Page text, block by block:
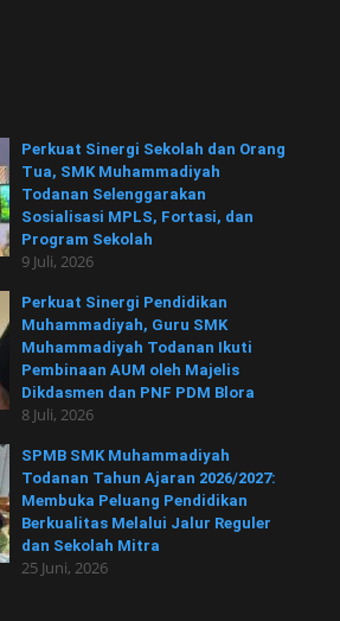
Perkuat Sinergi Sekolah dan Orang
Tua, SMK Muhammadiyah
Todanan Selenggarakan
Sosialisasi MPLS, Fortasi, dan
Program Sekolah
9 Juli, 2026
Perkuat Sinergi Pendidikan
Muhammadiyah, Guru SMK
Muhammadiyah Todanan Ikuti
Pembinaan AUM oleh Majelis
Dikdasmen dan PNF PDM Blora
8 Juli, 2026
SPMB SMK Muhammadiyah
Todanan Tahun Ajaran 2026/2027:
Membuka Peluang Pendidikan
Berkualitas Melalui Jalur Reguler
dan Sekolah Mitra
25 Juni, 2026